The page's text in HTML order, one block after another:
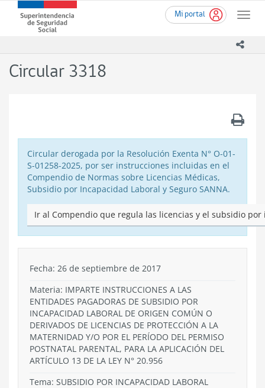
contenido
Mi portal
Toggle
Superintendencia
de
-
Circular 3318
Circular derogada por la Resolución Exenta N° O-01-
S-01258-2025, por ser instrucciones incluidas en el
Compendio de Normas sobre Licencias Médicas,
Subsidio por Incapacidad Laboral y Seguro SANNA.
Ir al Compendio que regula las licencias y el subsidio por
Fecha: 26 de septiembre de 2017
Materia: IMPARTE INSTRUCCIONES A LAS
ENTIDADES PAGADORAS DE SUBSIDIO POR
INCAPACIDAD LABORAL DE ORIGEN COMÚN O
DERIVADOS DE LICENCIAS DE PROTECCIÓN A LA
MATERNIDAD Y/O POR EL PERÍODO DEL PERMISO
POSTNATAL PARENTAL, PARA LA APLICACIÓN DEL
ARTÍCULO 13 DE LA LEY N° 20.956
Tema: SUBSIDIO POR INCAPACIDAD LABORAL